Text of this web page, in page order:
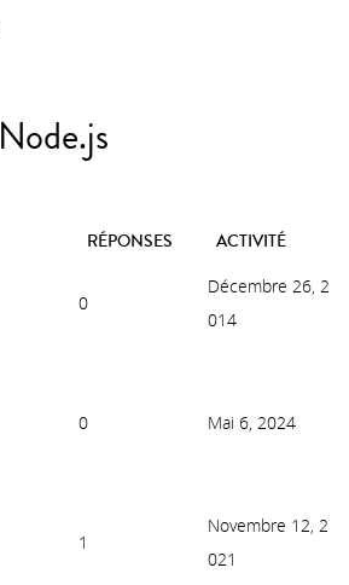
Node.js
RÉPONSES ACTIVITÉ
0
Décembre 26, 2
014
0 Mai 6, 2024
1
Novembre 12, 2
021